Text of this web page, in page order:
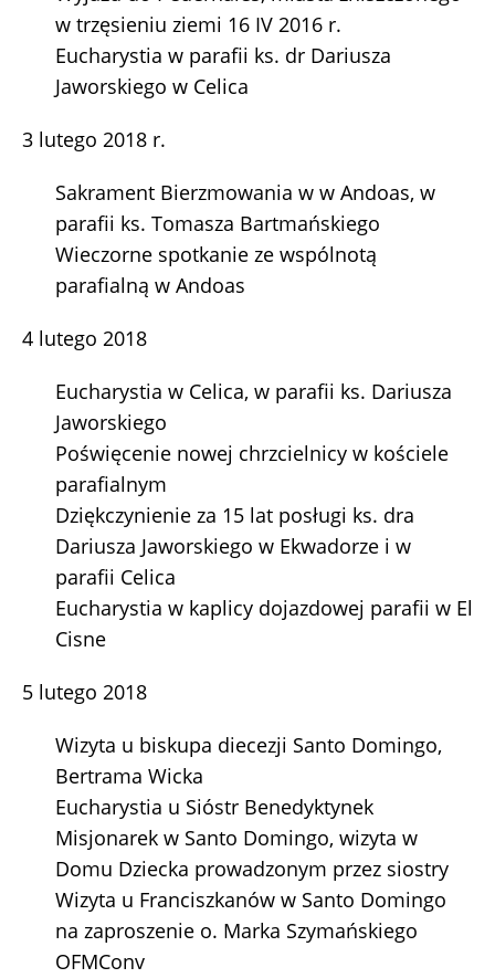
w trzęsieniu ziemi 16 IV 2016 r.
Eucharystia w parafii ks. dr Dariusza
Jaworskiego w Celica
3 lutego 2018 r.
Sakrament Bierzmowania w w Andoas, w
parafii ks. Tomasza Bartmańskiego
Wieczorne spotkanie ze wspólnotą
parafialną w Andoas
4 lutego 2018
Eucharystia w Celica, w parafii ks. Dariusza
Jaworskiego
Poświęcenie nowej chrzcielnicy w kościele
parafialnym
Dziękczynienie za 15 lat posługi ks. dra
Dariusza Jaworskiego w Ekwadorze i w
parafii Celica
Eucharystia w kaplicy dojazdowej parafii w El
Cisne
5 lutego 2018
Wizyta u biskupa diecezji Santo Domingo,
Bertrama Wicka
Eucharystia u Sióstr Benedyktynek
Misjonarek w Santo Domingo, wizyta w
Domu Dziecka prowadzonym przez siostry
Wizyta u Franciszkanów w Santo Domingo
na zaproszenie o. Marka Szymańskiego
OFMConv